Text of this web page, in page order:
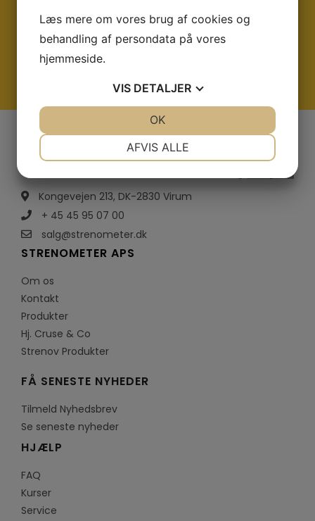
Vi sidder altid klar med rådgivning og et godt
tilbud
Kongevejen 213, DK-2830 Virum
+ 45 45 95 07 00
salg@strenometer.dk
STRENOMETER APS
Om os
Kontakt
Produkter
Hj. Cruse & Co
Strenov Produkter
FÅ SENESTE NYHEDER
Tilmeld Nyhedsbrev
Se seneste nyheder
HJÆLP
FAQ
Kurser
Service
Læs mere om vores brug af cookies og
behandling af persondata på vores
hjemmeside.
VIS DETALJER
MARKETING
AFVIS ALLE
OK